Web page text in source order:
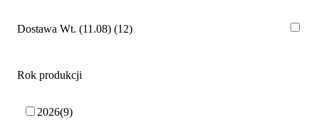
Dostawa Wt. (11.08) 12
Rok produkcji
2026 9